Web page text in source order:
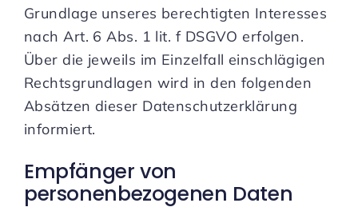
Grundlage unseres berechtigten Interesses
nach Art. 6 Abs. 1 lit. f DSGVO erfolgen.
Über die jeweils im Einzelfall einschlägigen
Rechtsgrundlagen wird in den folgenden
Absätzen dieser Datenschutzerklärung
informiert.
Empfänger von
personenbezogenen Daten